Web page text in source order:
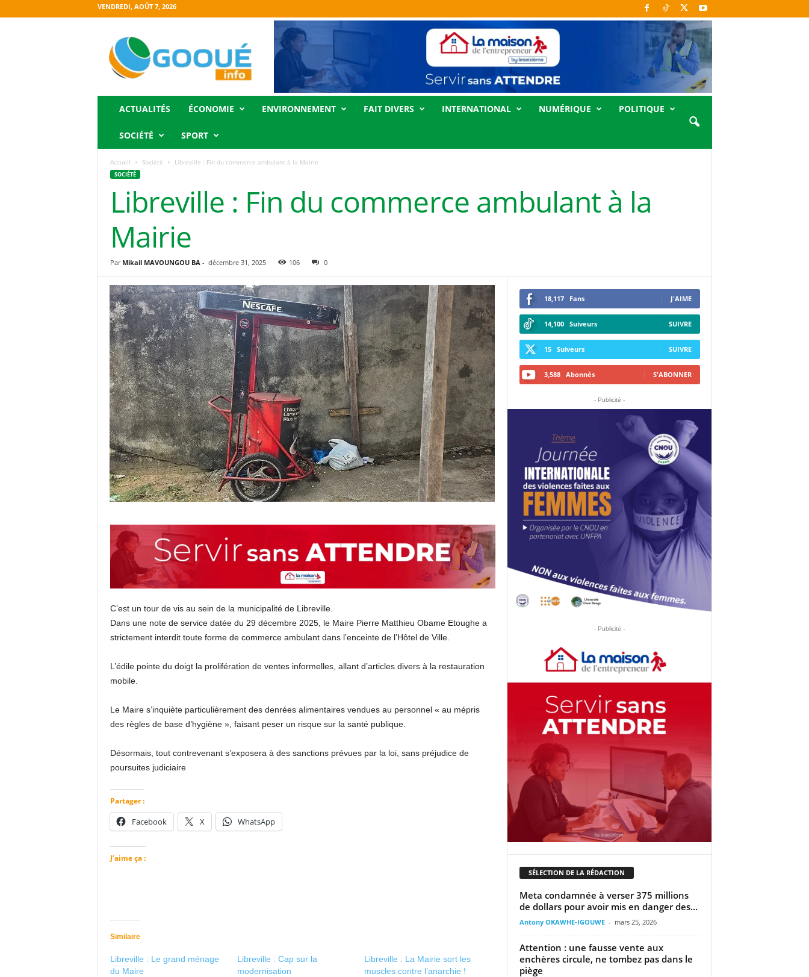
VENDREDI, AOÛT 7, 2026
ACTUALITÉS ÉCONOMIE ENVIRONNEMENT FAIT DIVERS INTERNATIONAL NUMÉRIQUE POLITIQUE
SOCIÉTÉ SPORT
Accueil Société Libreville : Fin du commerce ambulant à la Mairie
SOCIÉTÉ
Libreville : Fin du commerce ambulant à la
Mairie
Par Mikail MAVOUNGOU BA- décembre 31, 2025 106 0
C’est un tour de vis au sein de la municipalité de Libreville.
Dans une note de service datée du 29 décembre 2025, le Maire Pierre Matthieu Obame Etoughe a
strictement interdit toute forme de commerce ambulant dans l’enceinte de l’Hôtel de Ville.
L’édile pointe du doigt la prolifération de ventes informelles, allant d’articles divers à la restauration
mobile.
Le Maire s’inquiète particulièrement des denrées alimentaires vendues au personnel « au mépris
des règles de base d’hygiène », faisant peser un risque sur la santé publique.
Désormais, tout contrevenant s’exposera à des sanctions prévues par la loi, sans préjudice de
poursuites judiciaire
Partager :
Facebook X WhatsApp
J’aime ça :
Similaire
Libreville : Le grand ménage
du Maire
Libreville : Cap sur la
modernisation
Libreville : La Mairie sort les
muscles contre l’anarchie !
18,117 Fans J'AIME
14,100 Suiveurs SUIVRE
15 Suiveurs SUIVRE
3,588 Abonnés S'ABONNER
- Publicité -
- Publicité -
SÉLECTION DE LA RÉDACTION
Meta condamnée à verser 375 millions
de dollars pour avoir mis en danger des...
Antony OKAWHE-IGOUWE - mars 25, 2026
Attention : une fausse vente aux
enchères circule, ne tombez pas dans le
piège